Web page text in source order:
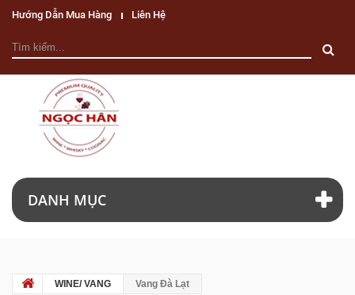
Hướng Dẫn Mua Hàng Liên Hệ
DANH MỤC
WINE/ VANG Vang Đà Lạt